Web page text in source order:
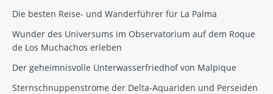
Die besten Reise- und Wanderführer für La Palma
Wunder des Universums im Observatorium auf dem Roque
de Los Muchachos erleben
Der geheimnisvolle Unterwasserfriedhof von Malpique
Sternschnuppenströme der Delta-Aquariden und Perseiden